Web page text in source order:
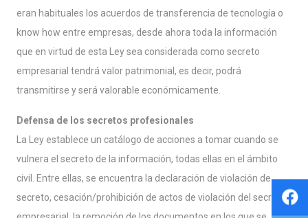
eran habituales los acuerdos de transferencia de tecnología o
know how entre empresas, desde ahora toda la información
que en virtud de esta Ley sea considerada como secreto
empresarial tendrá valor patrimonial, es decir, podrá
transmitirse y será valorable económicamente.
Defensa de los secretos profesionales
La Ley establece un catálogo de acciones a tomar cuando se
vulnera el secreto de la información, todas ellas en el ámbito
civil. Entre ellas, se encuentra la declaración de violación de
secreto, cesación/prohibición de actos de violación del secreto